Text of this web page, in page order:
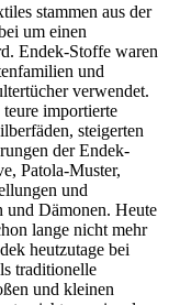
stammen aus der
um einen
Endek-Stoffe waren
und
verwendet.
importierte
steigerten
der Endek-
Patola-Muster,
und
und Dämonen. Heute
lange nicht mehr
heutzutage bei
traditionelle
und kleinen